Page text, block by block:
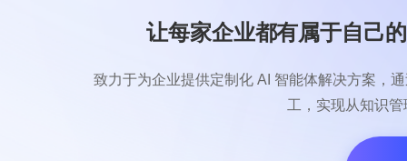
让每家企业都有属于自己的
致力于为企业提供定制化 AI 智能体解决方案，
工，实现从知识